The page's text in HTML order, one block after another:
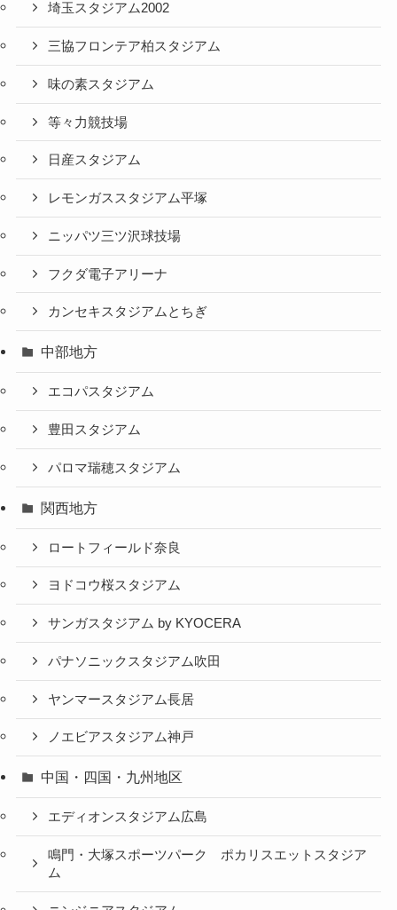
埼玉スタジアム2002
三協フロンテア柏スタジアム
味の素スタジアム
等々力競技場
日産スタジアム
レモンガススタジアム平塚
ニッパツ三ツ沢球技場
フクダ電子アリーナ
カンセキスタジアムとちぎ
中部地方
エコパスタジアム
豊田スタジアム
パロマ瑞穂スタジアム
関西地方
ロートフィールド奈良
ヨドコウ桜スタジアム
サンガスタジアム by KYOCERA
パナソニックスタジアム吹田
ヤンマースタジアム長居
ノエビアスタジアム神戸
中国・四国・九州地区
エディオンスタジアム広島
鳴門・大塚スポーツパーク ポカリスエットスタジア
ム